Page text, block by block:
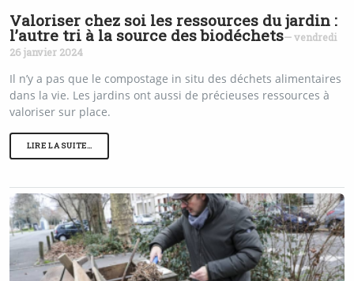
Valoriser chez soi les ressources du jardin :
l’autre tri à la source des biodéchets— vendredi
26 janvier 2024
Il n’y a pas que le compostage in situ des déchets alimentaires
dans la vie. Les jardins ont aussi de précieuses ressources à
valoriser sur place.
LIRE LA SUITE…